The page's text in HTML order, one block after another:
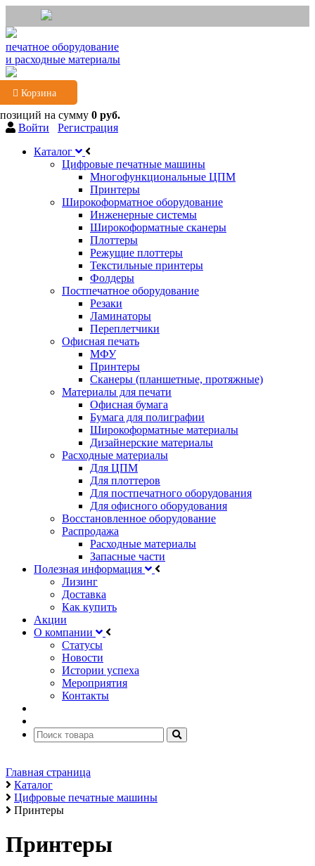
печатное оборудование
и расходные материалы
Корзина
на сумму 0 руб.
Войти
Регистрация
Каталог
Цифровые печатные машины
Многофункциональные ЦПМ
Принтеры
Широкоформатное оборудование
Инженерные системы
Широкоформатные сканеры
Плоттеры
Режущие плоттеры
Текстильные принтеры
Фолдеры
Постпечатное оборудование
Резаки
Ламинаторы
Переплетчики
Офисная печать
МФУ
Принтеры
Сканеры (планшетные, протяжные)
Материалы для печати
Офисная бумага
Бумага для полиграфии
Широкоформатные материалы
Дизайнерские материалы
Расходные материалы
Для ЦПМ
Для плоттеров
Для постпечатного оборудования
Для офисного оборудования
Восстановленное оборудование
Распродажа
Расходные материалы
Запасные части
Полезная информация
Лизинг
Доставка
Как купить
Акции
О компании
Статусы
Новости
Истории успеха
Мероприятия
Контакты
Главная страница
Каталог
Цифровые печатные машины
Принтеры
Принтеры